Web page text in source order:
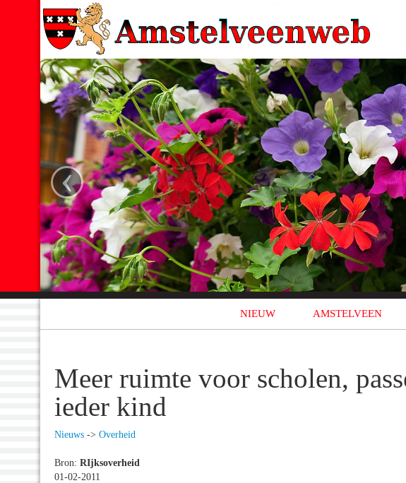
‹
NIEUW AMSTELVEEN
Meer ruimte voor scholen,
ieder kind
Nieuws -> Overheid
Bron: RIjksoverheid
01-02-2011